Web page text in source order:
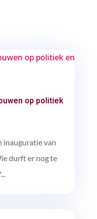
op politiek
inauguratie van
durft er nog te